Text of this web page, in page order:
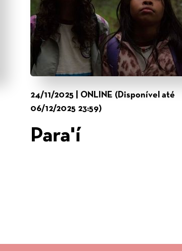
24/11/2025 | ONLINE (Disponível até
06/12/2025 23:59)
Para'í